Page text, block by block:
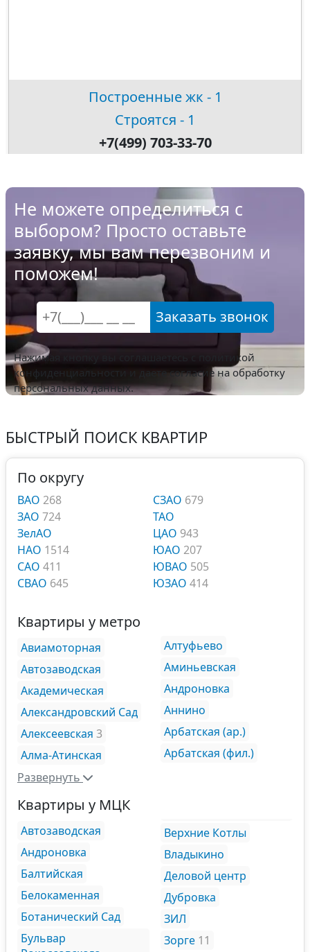
Построенные жк - 1
Строятся - 1
+7(499) 703-33-70
Не можете определиться с
выбором? Просто оставьте
заявку, мы вам перезвоним и
поможем!
Заказать звонок
Нажимая кнопку вы соглашаетесь с
политикой
конфиденциальности и даете согласие на обработку
персональных данных.
БЫСТРЫЙ ПОИСК КВАРТИР
По округу
ВАО 268
ЗАО 724
ЗелАО
НАО 1514
САО 411
СВАО 645
СЗАО 679
ТАО
ЦАО 943
ЮАО 207
ЮВАО 505
ЮЗАО 414
Квартиры у метро
Авиамоторная
Автозаводская
Академическая
Александровский Сад
Алексеевская 3
Алма-Атинская
Алтуфьево
Аминьевская
Андроновка
Аннино
Арбатская (ар.)
Арбатская (фил.)
Развернуть
Квартиры у МЦК
Автозаводская
Андроновка
Балтийская
Белокаменная
Ботанический Сад
Бульвар
Верхние Котлы
Владыкино
Деловой центр
Дубровка
ЗИЛ
Зорге 11